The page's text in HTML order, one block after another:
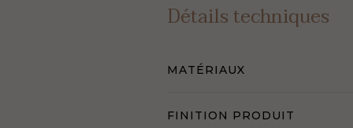
Détails techniques
MATÉRIAUX
FINITION PRODUIT